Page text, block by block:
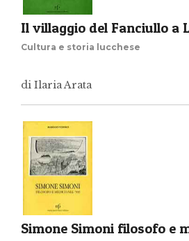
Il villaggio del Fanciullo a
Cultura e storia lucchese
di Ilaria Arata
Simone Simoni filosofo e